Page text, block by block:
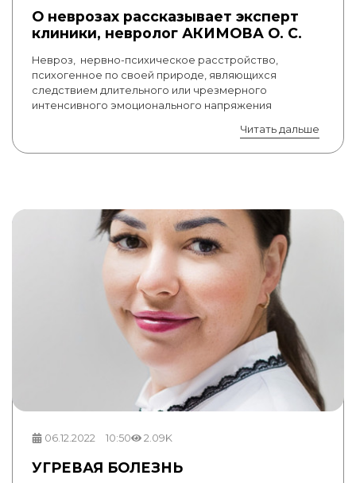
О неврозах рассказывает эксперт
клиники, невролог АКИМОВА О. С.
Невроз, нервно-психическое расстройство,
психогенное по своей природе, являющихся
следствием длительного или чрезмерного
интенсивного эмоционального напряжения
Читать дальше
06.12.2022 10:50 2.09K
УГРЕВАЯ БОЛЕЗНЬ